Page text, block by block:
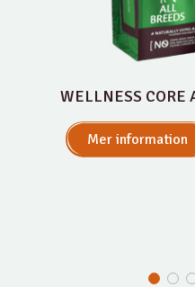
WELLNESS CORE
Mer information